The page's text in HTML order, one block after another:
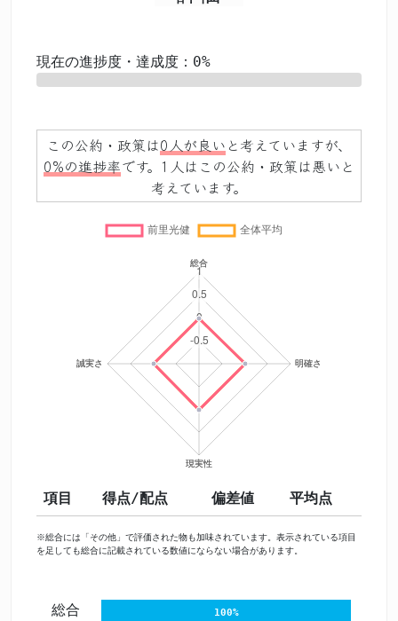
現在の進捗度・達成度：0%
この公約・政策は0人が良い と考えていますが、
0%の進捗率です。1人はこの公約・政策は悪いと
考えています。
項目 得点/配点 偏差値 平均点
※総合には「その他」で評価された物も加味されています。表示されている項目
を足しても総合に記載されている数値にならない場合があります。
総合 100%